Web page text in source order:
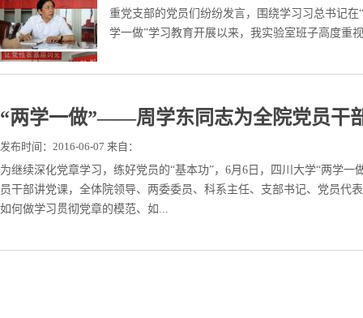
重党支部的党员们纷纷发言，围绕学习习总书记
学一做”学习教育开展以来，我实验室班子高度重
“两学一做”——周学东同志为全院党员干
发布时间：2016-06-07 来自：
为继续深化党章学习，练好党员的“基本功”，6月6日，四川大学“两学
员干部讲党课，全体院领导、两委委员、科系主任、支部书记、党员
如何做学习贯彻党章的模范、如...